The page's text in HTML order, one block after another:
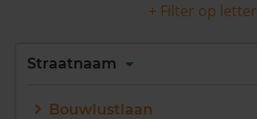
+ Filter op letter
Alles
Straatnaam
Bouwlustlaan